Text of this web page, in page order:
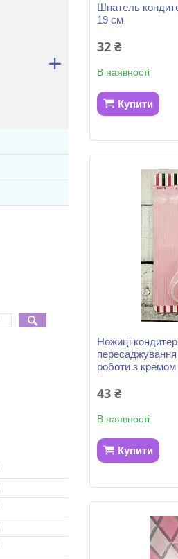
Шпатель
19 см
32 ₴
В наявності
Купити
Ножиці
пересаджування
роботи з кремом
43 ₴
В наявності
Купити